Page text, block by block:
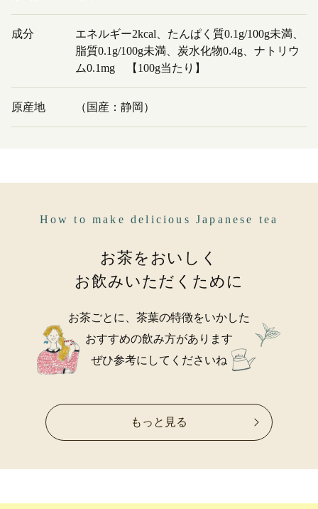
成分
エネルギー2kcal、たんぱく質0.1g/100g未満、
脂質0.1g/100g未満、炭水化物0.4g、ナトリウ
ム0.1mg 【100g当たり】
原産地 （国産：静岡）
How to make delicious Japanese tea
お茶をおいしく
お飲みいただくために
お茶ごとに、茶葉の特徴をいかした
おすすめの飲み方があります
ぜひ参考にしてくださいね
もっと見る